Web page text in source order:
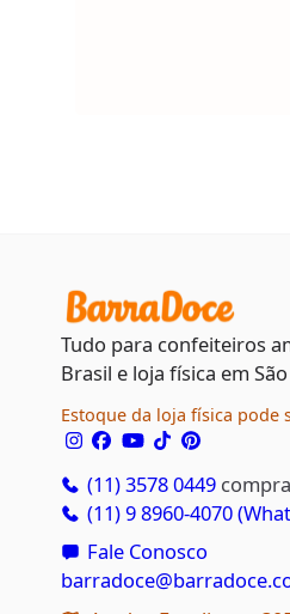
Tudo para confeiteiros
Brasil e loja física em
Estoque da loja física pode
(11) 3578 0449
(11) 9 8960-4070
Fale Conosco